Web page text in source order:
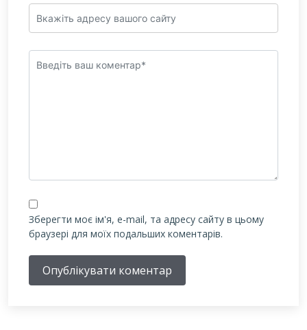
Зберегти моє ім'я, e-mail, та адресу сайту в цьому
браузері для моїх подальших коментарів.
Опублікувати коментар